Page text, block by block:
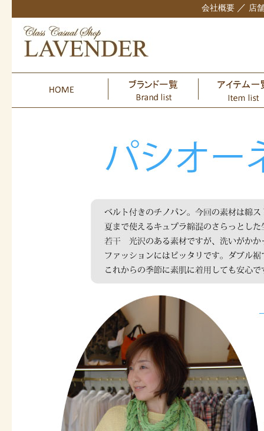
会社概要 ／ 店